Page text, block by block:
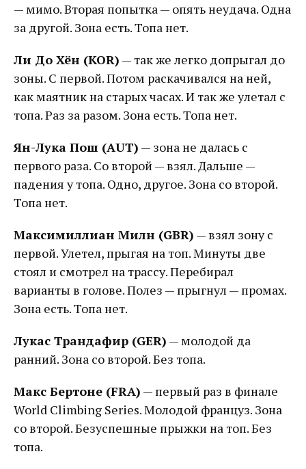
— мимо. Вторая попытка — опять неудача. Одна
за другой. Зона есть. Топа нет.
Ли До Хён (KOR) — так же легко допрыгал до
зоны. С первой. Потом раскачивался на ней,
как маятник на старых часах. И так же улетал с
топа. Раз за разом. Зона есть. Топа нет.
Ян-Лука Пош (AUT) — зона не далась с
первого раза. Со второй — взял. Дальше —
падения у топа. Одно, другое. Зона со второй.
Топа нет.
Максимиллиан Милн (GBR) — взял зону с
первой. Улетел, прыгая на топ. Минуты две
стоял и смотрел на трассу. Перебирал
варианты в голове. Полез — прыгнул — промах.
Зона есть. Топа нет.
Лукас Трандафир (GER) — молодой да
ранний. Зона со второй. Без топа.
Макс Бертоне (FRA) — первый раз в финале
World Climbing Series. Молодой француз. Зона
со второй. Безуспешные прыжки на топ. Без
топа.